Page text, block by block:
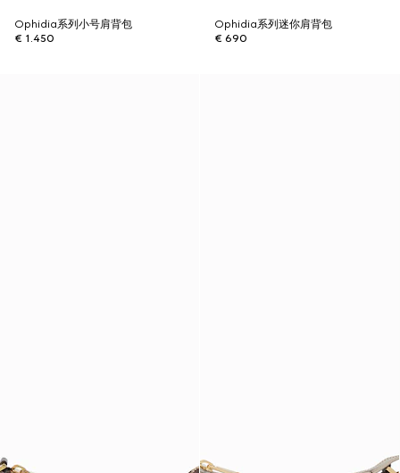
Ophidia系列小号肩背包
€ 1.450
Ophidia系列迷你肩背包
€ 690